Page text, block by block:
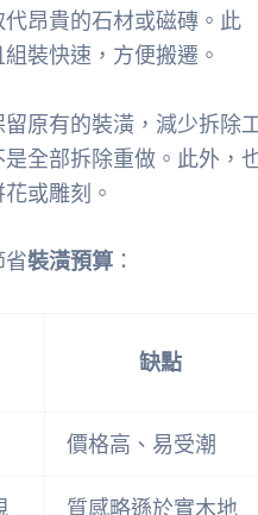
昂貴的石材或磁磚。此
裝快速，方便搬遷。
原有的裝潢，減少拆除
全部拆除重做。此外，
或雕刻。
省裝潢預算 ：
缺點
價格高、易受潮
質感略遜於實木地